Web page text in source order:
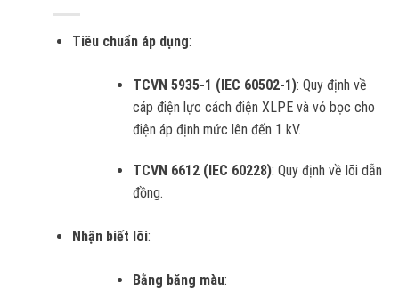
Tiêu chuẩn áp dụng:
TCVN 5935-1 (IEC 60502-1): Quy định về
cáp điện lực cách điện XLPE và vỏ bọc cho
điện áp định mức lên đến 1 kV.
TCVN 6612 (IEC 60228): Quy định về lõi dẫn
đồng.
Nhận biết lõi:
Bằng băng màu: